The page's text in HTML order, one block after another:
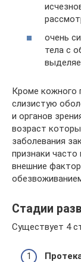
очень
тела с
Кроме кожного
слизистую
и органов
возраст
заболевания
признаки часто
внешние
Стадии
Существует 4